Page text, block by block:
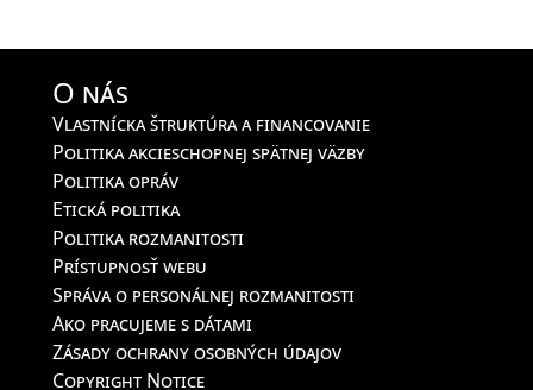
O nás
Vlastnícka štruktúra a financovanie
Politika akcieschopnej spätnej väzby
Politika opráv
Etická politika
Politika rozmanitosti
Prístupnosť webu
Správa o personálnej rozmanitosti
Ako pracujeme s dátami
Zásady ochrany osobných údajov
Copyright Notice